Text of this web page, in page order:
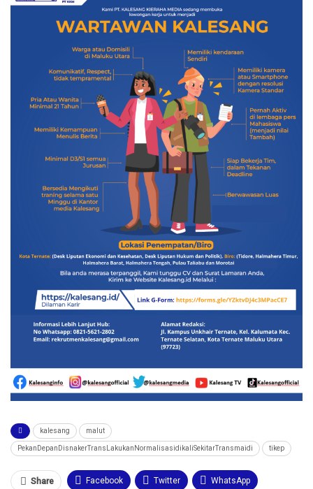
kalesang malut
PekanDepanDisnakerTransLakukanNormalisasidikaliSekitarTransmaidi tikep
Share Facebook Twitter WhatsApp